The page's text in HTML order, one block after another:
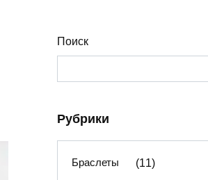
Поиск
Рубрики
Браслеты (11)